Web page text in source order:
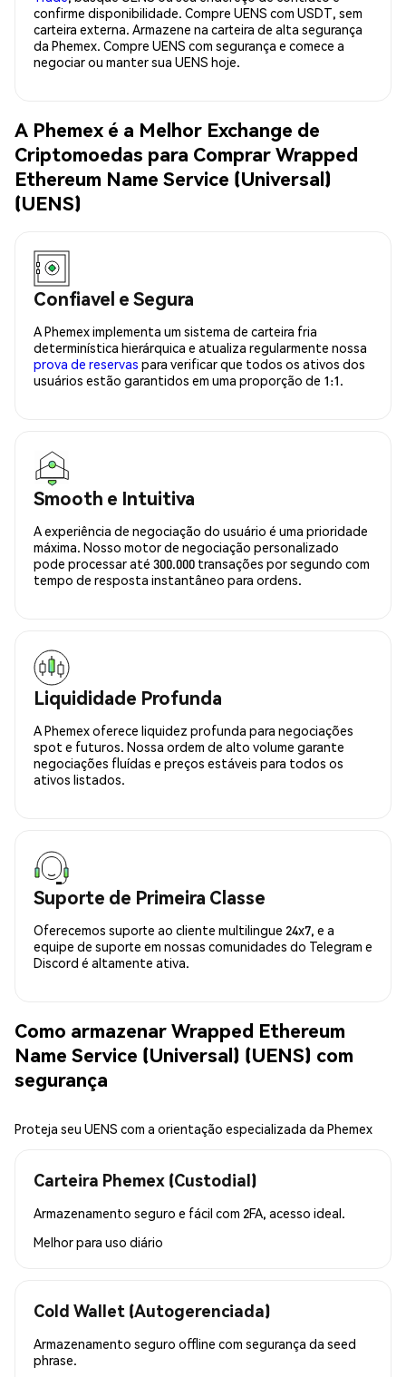
confirme disponibilidade. Compre UENS com USDT, sem
carteira externa. Armazene na carteira de alta segurança
da Phemex. Compre UENS com segurança e comece a
negociar ou manter sua UENS hoje.
A Phemex é a Melhor Exchange de
Criptomoedas para Comprar Wrapped
Ethereum Name Service (Universal)
(UENS)
Confiavel e Segura
A Phemex implementa um sistema de carteira fria
determinística hierárquica e atualiza regularmente nossa
prova de reservas para verificar que todos os ativos dos
usuários estão garantidos em uma proporção de 1:1.
Smooth e Intuitiva
A experiência de negociação do usuário é uma prioridade
máxima. Nosso motor de negociação personalizado
pode processar até 300.000 transações por segundo com
tempo de resposta instantâneo para ordens.
Liquididade Profunda
A Phemex oferece liquidez profunda para negociações
spot e futuros. Nossa ordem de alto volume garante
negociações fluídas e preços estáveis para todos os
ativos listados.
Suporte de Primeira Classe
Oferecemos suporte ao cliente multilingue 24x7, e a
equipe de suporte em nossas comunidades do Telegram e
Discord é altamente ativa.
Como armazenar Wrapped Ethereum
Name Service (Universal) (UENS) com
segurança
Proteja seu UENS com a orientação especializada da Phemex
Carteira Phemex (Custodial)
Armazenamento seguro e fácil com 2FA, acesso ideal.
Melhor para uso diário
Cold Wallet (Autogerenciada)
Armazenamento seguro offline com segurança da seed
phrase.